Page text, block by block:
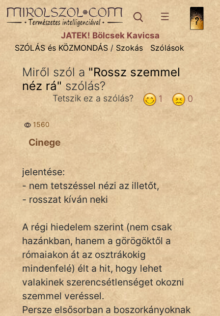
SZÓLÁS ÉS KÖZMONDÁStémák:
Bibliai
Közmondások
Szállóigék
Szóláscsoportok
Szólások
Tréfás
IRODALOM
SZÓLÁS
KÖZMONDÁS
JÁTÉK! Bölcsek Kavicsa
SZÓLÁS és KÖZMONDÁS / Szokás Szólások
Miről szól a "Rossz szemmel
néz rá" szólás?
0
1
Tetszik ez a szólás?
1560
Cinege
jelentése:
- nem tetszéssel nézi az illetőt,
- rosszat kíván neki
A régi hiedelem szerint (nem csak
hazánkban, hanem a görögöktől a
rómaiakon át az osztrákokig
mindenfelé) élt a hit, hogy lehet
valakinek szerencsétlenséget okozni
szemmel veréssel.
Persze elsősorban a boszorkányoknak